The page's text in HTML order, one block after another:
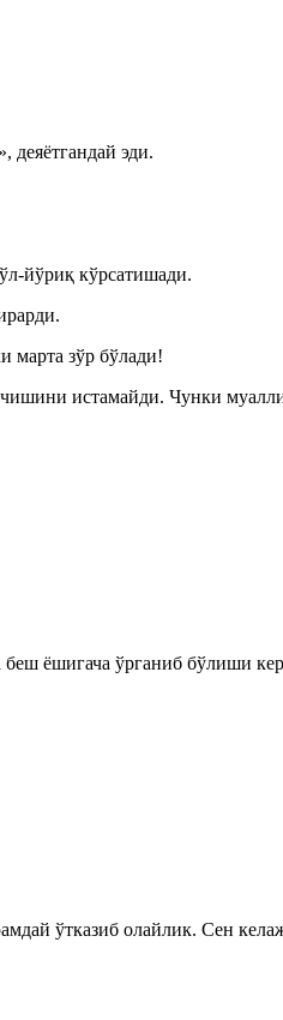
деяётгандай эди.
йўриқ кўрсатишади.
зўр бўлади!
истамайди. Чунки
ёшигача ўрганиб бўлиши
ўтказиб олайлик. Сен